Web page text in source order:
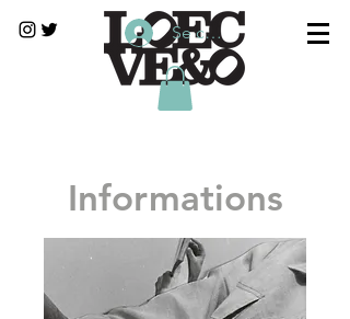
Se connecter
Informations